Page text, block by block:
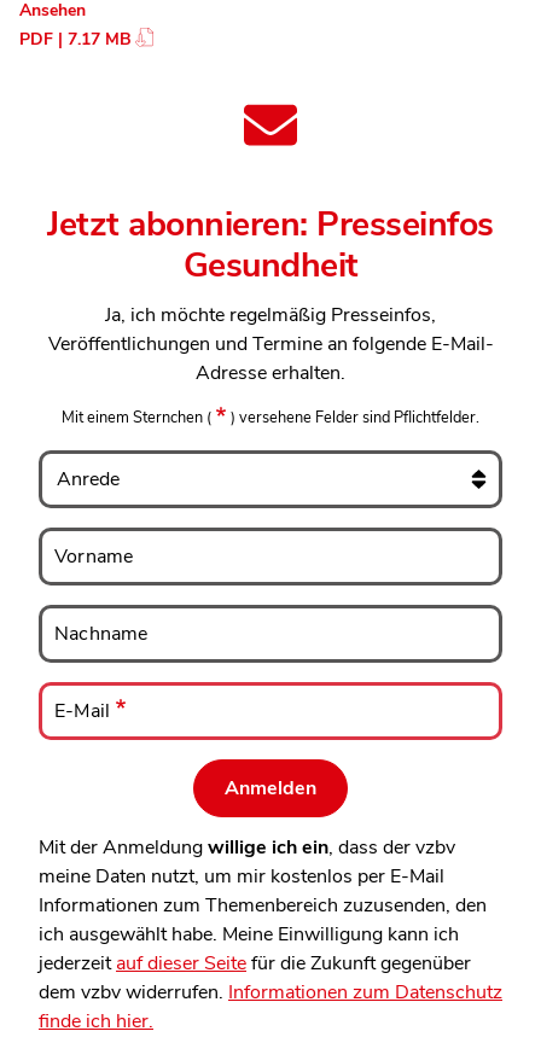
Ansehen
PDF | 7.17 MB
Jetzt abonnieren: Presseinfos
Gesundheit
Ja, ich möchte regelmäßig Presseinfos,
Veröffentlichungen und Termine an folgende E-Mail-
Adresse erhalten.
Mit einem Sternchen ( ) versehene Felder sind Pflichtfelder.
Anrede
Vorname
Vorname
Nachname
Nachname
E-
Mail
E-Mail
Mit der Anmeldungwillige ich ein, dass der vzbv
meine Daten nutzt, um mir kostenlos per E-Mail
Informationen zum Themenbereich zuzusenden, den
ich ausgewählt habe. Meine Einwilligung kann ich
jederzeitauf dieser Seitefür die Zukunft gegenüber
dem vzbv widerrufen. Informationen zum Datenschutz
finde ich hier.